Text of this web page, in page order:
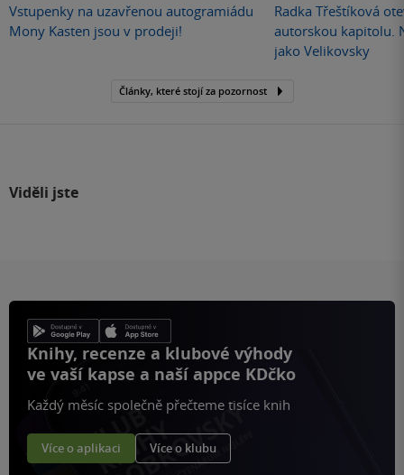
Vstupenky na uzavřenou autogramiádu
Mony Kasten jsou v prodeji!
Radka Třeštíková
autorskou kapitolu.
jako Velikovsky
Články, které stojí za pozornost
Viděli jste
Knihy, recenze a klubové výhody
ve vaší kapse a naší appce KDčko
Každý měsíc společně přečteme tisíce knih
Více o aplikaci Více o klubu